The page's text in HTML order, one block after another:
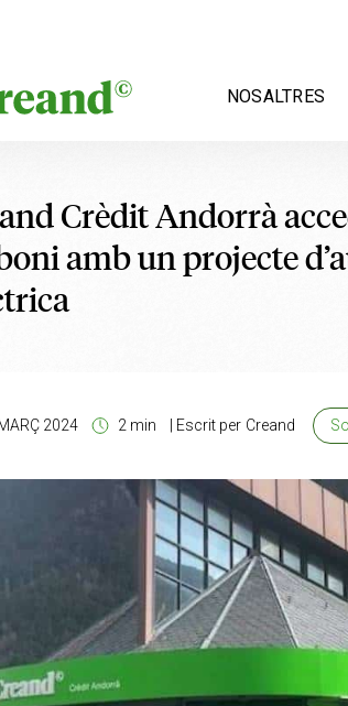
NOSALTRES
Crèdit Andorrà
amb un projecte
2024 2 min Escrit per Creand